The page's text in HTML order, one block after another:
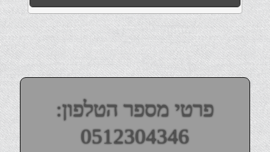
פרטי מספר הטלפון:
0512304346